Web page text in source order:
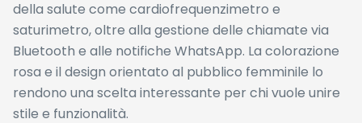
✓Set di sensori completo (cardio, SpO2, contapassi)
utile per il monitoraggio quotidiano della salute
✓Impermeabilità IP68: si può usare sotto la pioggia o
durante attività acquatiche leggere
✓Compatibile con iPhone e Android, senza vincoli di
ecosistema